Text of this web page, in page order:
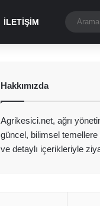
İLETIŞIM Dış
Hakkımızda
Agrikesici.net, ağrı
güncel, bilimsel temellere
ve detaylı içerikleriyle